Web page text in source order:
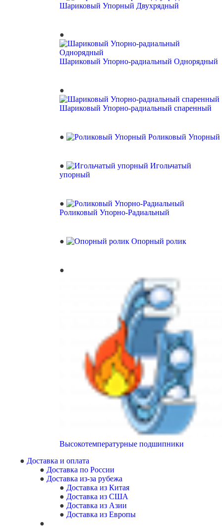
Шариковый Упорный Двухрядный
Шариковый Упорно-радиальный Однорядный
Шариковый Упорно-радиальный спаренный
Роликовый Упорный
Игольчатый
упорный
Роликовый Упорно-Радиальный
Опорный ролик
Высокотемпературные подшипники
Доставка и оплата
Доставка по России
Доставка из-за рубежа
Доставка из Китая
Доставка из США
Доставка из Азии
Доставка из Европы